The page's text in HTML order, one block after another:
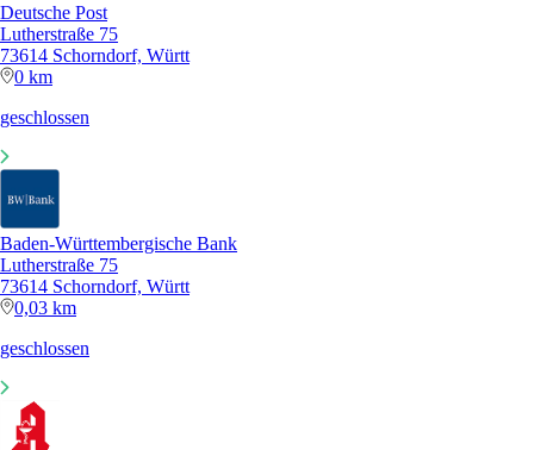
Deutsche Post
Lutherstraße 75
73614 Schorndorf, Württ
0 km
geschlossen
Baden-Württembergische Bank
Lutherstraße 75
73614 Schorndorf, Württ
0,03 km
geschlossen